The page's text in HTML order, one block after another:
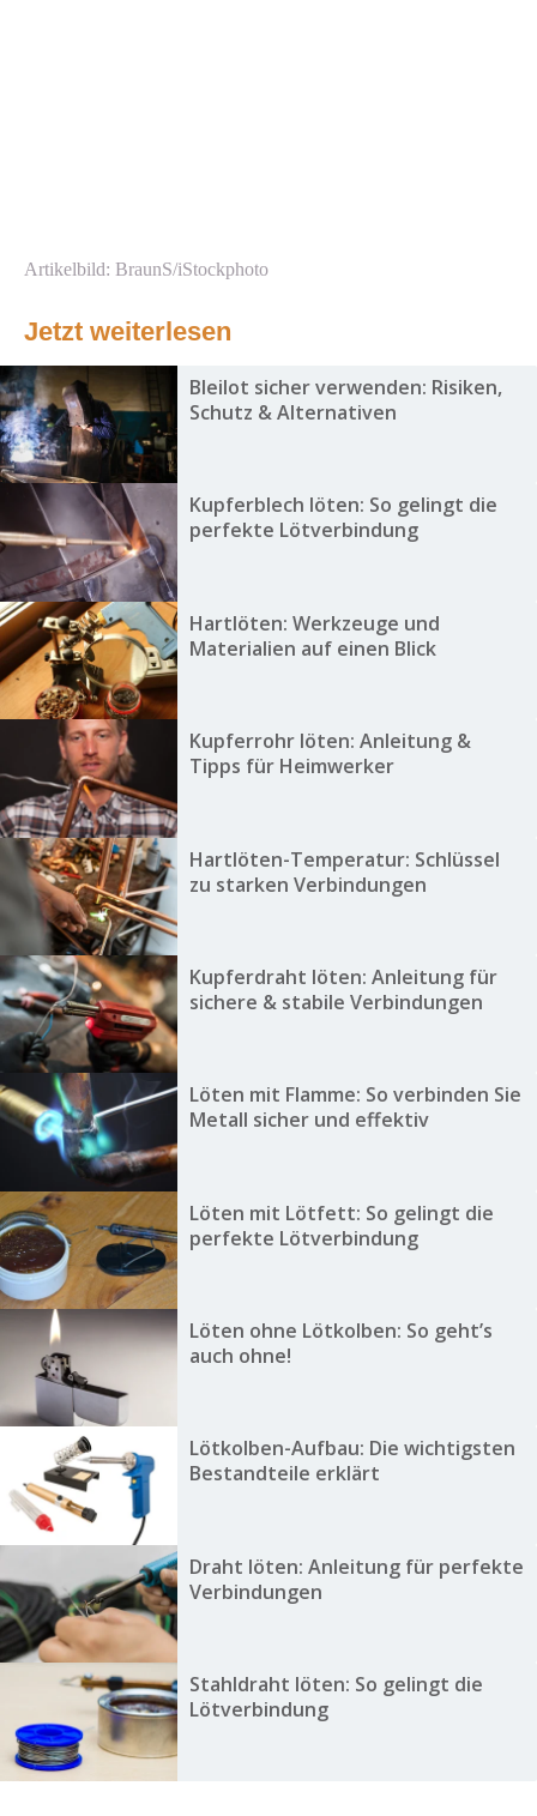
Artikelbild: BraunS/iStockphoto
Jetzt weiterlesen
Bleilot sicher verwenden: Risiken,
Schutz & Alternativen
Kupferblech löten: So gelingt die
perfekte Lötverbindung
Hartlöten: Werkzeuge und
Materialien auf einen Blick
Kupferrohr löten: Anleitung &
Tipps für Heimwerker
Hartlöten-Temperatur: Schlüssel
zu starken Verbindungen
Kupferdraht löten: Anleitung für
sichere & stabile Verbindungen
Löten mit Flamme: So verbinden Sie
Metall sicher und effektiv
Löten mit Lötfett: So gelingt die
perfekte Lötverbindung
Löten ohne Lötkolben: So geht’s
auch ohne!
Lötkolben-Aufbau: Die wichtigsten
Bestandteile erklärt
Draht löten: Anleitung für perfekte
Verbindungen
Stahldraht löten: So gelingt die
Lötverbindung